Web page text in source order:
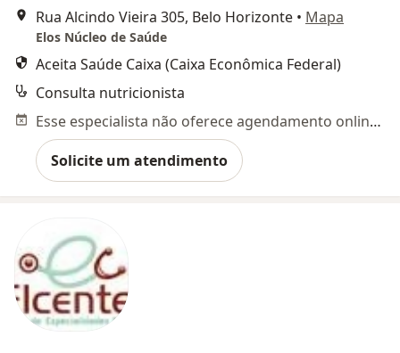
Rua Alcindo Vieira 305, Belo Horizonte • Mapa
Elos Núcleo de Saúde
Aceita Saúde Caixa (Caixa Econômica Federal)
Consulta nutricionista
Esse especialista não oferece agendamento online para esse endereço.
Solicite um atendimento